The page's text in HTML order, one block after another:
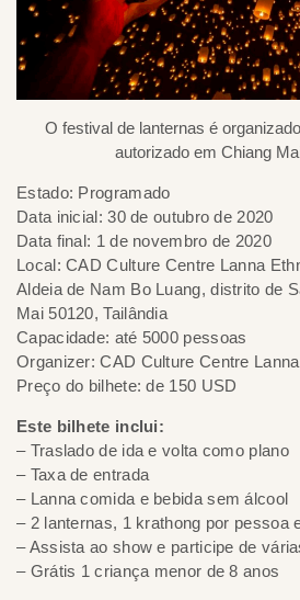
O festival de lanternas é
autorizado em Chiang
Estado: Programado
Data inicial: 30 de outubro de 2020
Data final: 1 de novembro de 2020
Local: CAD Culture Centre Lanna
Aldeia de Nam Bo Luang, distrito de
Mai 50120, Tailândia
Capacidade: até 5000 pessoas
Organizer: CAD Culture Centre
Preço do bilhete: de 150 USD
Este bilhete inclui:
– Traslado de ida e volta como plano
– Taxa de entrada
– Lanna comida e bebida sem álcool
– 2 lanternas, 1 krathong por pessoa
– Assista ao show e participe de
– Grátis 1 criança menor de 8 anos